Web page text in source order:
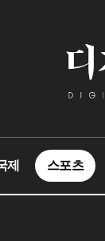
제 스포츠